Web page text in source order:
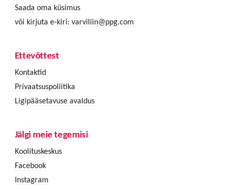
Saada oma küsimus
või kirjuta e-kiri: varviliin@ppg.com
Ettevõttest
Kontaktid
Privaatsuspoliitika
Ligipääsetavuse avaldus
Jälgi meie tegemisi
Koolituskeskus
Facebook
Instagram